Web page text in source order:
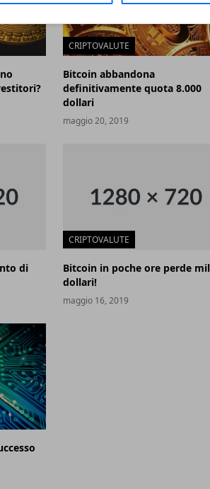
CRIPTOVALUTE
Bitcoin abbandona
definitivamente quota 8.000
dollari
maggio 20, 2019
di
CRIPTOVALUTE
Bitcoin in poche ore perde
dollari!
maggio 16, 2019